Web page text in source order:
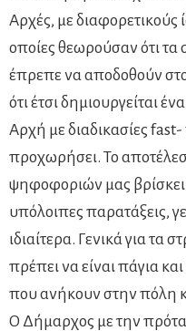
Αρχές, με διαφορετικούς
οποίες θεωρούσαν ότι
έπρεπε να αποδοθούν
ότι έτσι δημιουργείται
Αρχή με διαδικασίες
προχωρήσει. Το
ψηφοφοριών μας βρίσκει
υπόλοιπες παρατάξεις,
ιδιαίτερα. Γενικά για τα
πρέπει να είναι πάγια
που ανήκουν στην πόλη
Ο Δήμαρχος με την